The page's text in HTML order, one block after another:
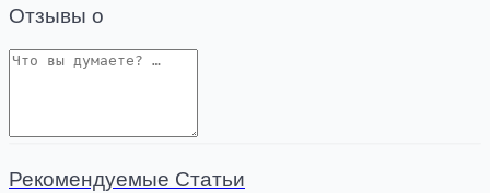
Отзывы о
Рекомендуемые Статьи